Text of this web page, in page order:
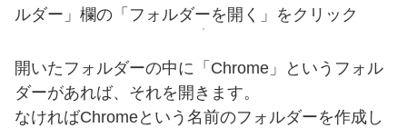
ルダー」欄の「フォルダーを開く」をクリック
開いたフォルダーの中に「Chrome」というフォル
ダーがあれば、それを開きます。
なければChromeという名前のフォルダーを作成し